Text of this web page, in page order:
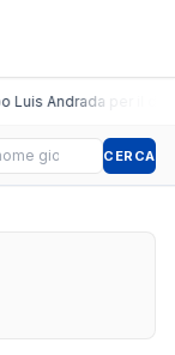
Luis Andrada per il
CERCA